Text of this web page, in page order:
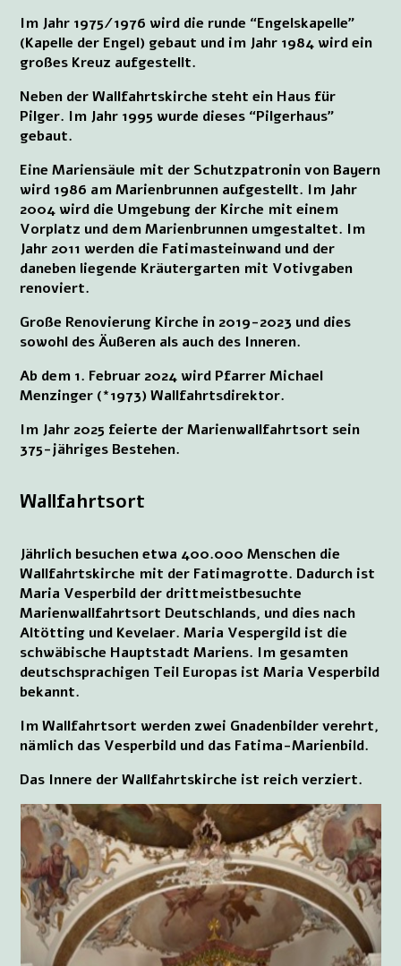
Im Jahr 1975/1976 wird die runde “Engelskapelle”
(Kapelle der Engel) gebaut und im Jahr 1984 wird ein
großes Kreuz aufgestellt.
Neben der Wallfahrtskirche steht ein Haus für
Pilger. Im Jahr 1995 wurde dieses “Pilgerhaus”
gebaut.
Eine Mariensäule mit der Schutzpatronin von Bayern
wird 1986 am Marienbrunnen aufgestellt. Im Jahr
2004 wird die Umgebung der Kirche mit einem
Vorplatz und dem Marienbrunnen umgestaltet. Im
Jahr 2011 werden die Fatimasteinwand und der
daneben liegende Kräutergarten mit Votivgaben
renoviert.
Große Renovierung Kirche in 2019-2023 und dies
sowohl des Äußeren als auch des Inneren.
Ab dem 1. Februar 2024 wird Pfarrer Michael
Menzinger (*1973) Wallfahrtsdirektor.
Im Jahr 2025 feierte der Marienwallfahrtsort sein
375-jähriges Bestehen.
Wallfahrtsort
Jährlich besuchen etwa 400.000 Menschen die
Wallfahrtskirche mit der Fatimagrotte. Dadurch ist
Maria Vesperbild der drittmeistbesuchte
Marienwallfahrtsort Deutschlands, und dies nach
Altötting und Kevelaer. Maria Vespergild ist die
schwäbische Hauptstadt Mariens. Im gesamten
deutschsprachigen Teil Europas ist Maria Vesperbild
bekannt.
Im Wallfahrtsort werden zwei Gnadenbilder verehrt,
nämlich das Vesperbild und das Fatima-Marienbild.
Das Innere der Wallfahrtskirche ist reich verziert.